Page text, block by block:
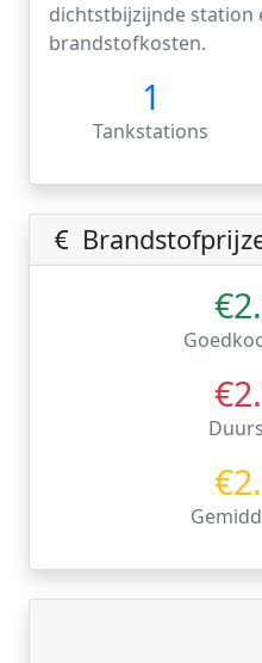
dichtstbijzijnde station
brandstofkosten.
1
Tankstations